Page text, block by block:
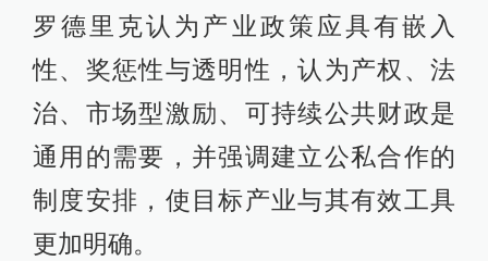
罗德里克认为产业政策应具有嵌入
性、奖惩性与透明性，认为产权、法
治、市场型激励、可持续公共财政是
通用的需要，并强调建立公私合作的
制度安排，使目标产业与其有效工具
更加明确。